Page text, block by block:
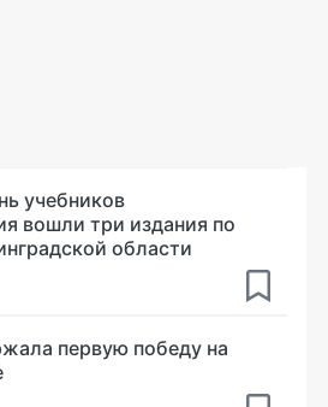
учебников
вошли три издания по
области
первую победу на